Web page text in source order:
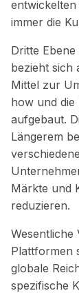
immer die
Dritte Ebene
bezieht sich
Mittel zur
how und
aufgebaut.
Längerem
Märkte und
reduzieren.
Plattformen
globale
spezifische